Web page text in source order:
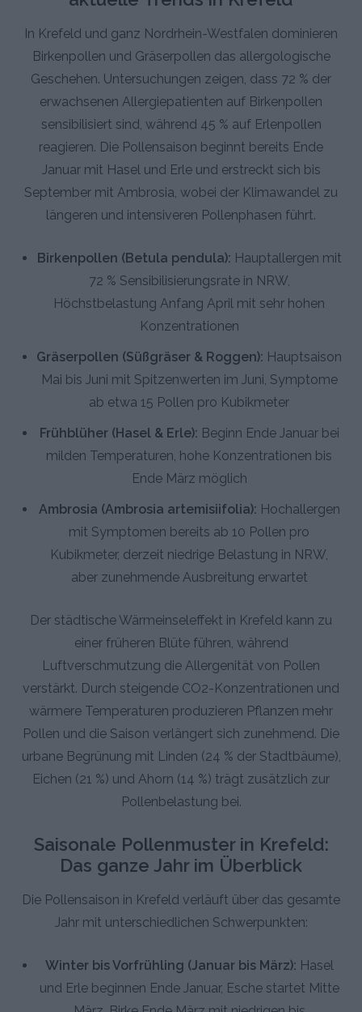
In Krefeld und ganz Nordrhein-Westfalen dominieren
Birkenpollen und Gräserpollen das allergologische
Geschehen. Untersuchungen zeigen, dass 72 % der
erwachsenen Allergiepatienten auf Birkenpollen
sensibilisiert sind, während 45 % auf Erlenpollen
reagieren. Die Pollensaison beginnt bereits Ende
Januar mit Hasel und Erle und erstreckt sich bis
September mit Ambrosia, wobei der Klimawandel zu
längeren und intensiveren Pollenphasen führt.
Birkenpollen (Betula pendula): Hauptallergen mit
72 % Sensibilisierungsrate in NRW,
Höchstbelastung Anfang April mit sehr hohen
Konzentrationen
Gräserpollen (Süßgräser & Roggen): Hauptsaison
Mai bis Juni mit Spitzenwerten im Juni, Symptome
ab etwa 15 Pollen pro Kubikmeter
Frühblüher (Hasel & Erle): Beginn Ende Januar bei
milden Temperaturen, hohe Konzentrationen bis
Ende März möglich
Ambrosia (Ambrosia artemisiifolia): Hochallergen
mit Symptomen bereits ab 10 Pollen pro
Kubikmeter, derzeit niedrige Belastung in NRW,
aber zunehmende Ausbreitung erwartet
Der städtische Wärmeinseleffekt in Krefeld kann zu
einer früheren Blüte führen, während
Luftverschmutzung die Allergenität von Pollen
verstärkt. Durch steigende CO2-Konzentrationen und
wärmere Temperaturen produzieren Pflanzen mehr
Pollen und die Saison verlängert sich zunehmend. Die
urbane Begrünung mit Linden (24 % der Stadtbäume),
Eichen (21 %) und Ahorn (14 %) trägt zusätzlich zur
Pollenbelastung bei.
Saisonale Pollenmuster in Krefeld:
Das ganze Jahr im Überblick
Die Pollensaison in Krefeld verläuft über das gesamte
Jahr mit unterschiedlichen Schwerpunkten:
Winter bis Vorfrühling (Januar bis März): Hasel
und Erle beginnen Ende Januar, Esche startet Mitte